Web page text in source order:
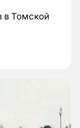
в Томской